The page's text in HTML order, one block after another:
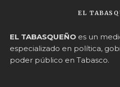
EL
EL TABASQUEÑO es un
especializado en política,
poder público en Tabasco.